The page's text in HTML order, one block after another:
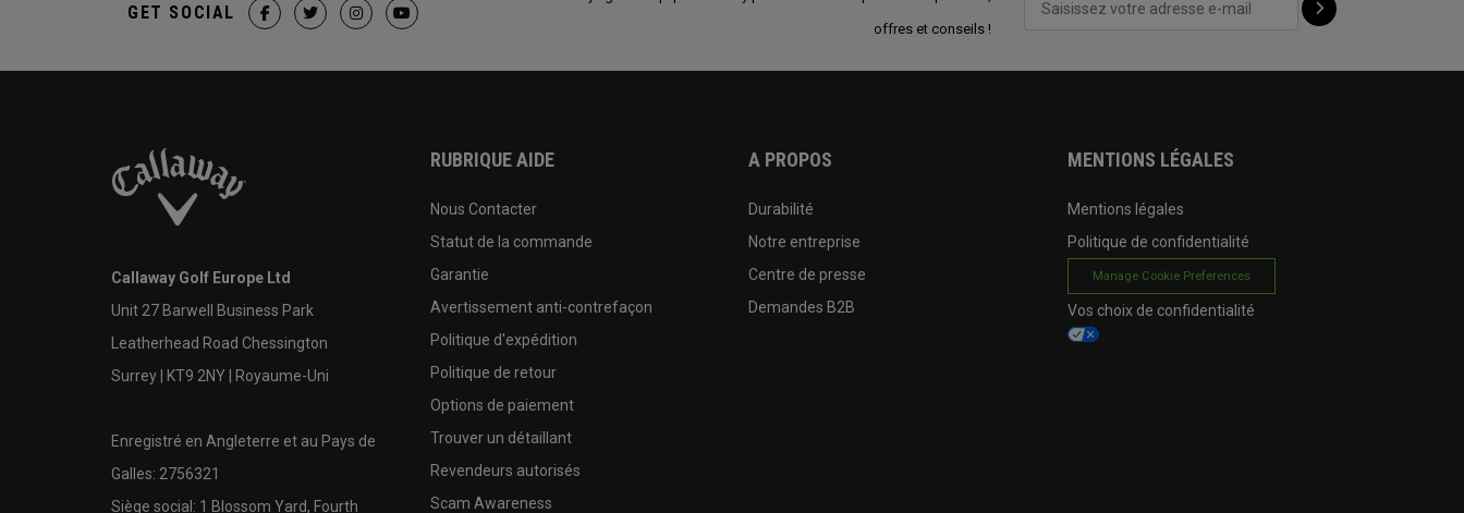
offres et conseils !
GET SOCIAL
Callaway Golf Europe Ltd
Unit 27 Barwell Business Park
Leatherhead Road Chessington
Surrey | KT9 2NY | Royaume-Uni
Enregistré en Angleterre et au Pays de
Galles: 2756321
Siège social: 1 Blossom Yard, Fourth
RUBRIQUE AIDE
Nous Contacter
Statut de la commande
Garantie
Avertissement anti-contrefaçon
Politique d'expédition
Politique de retour
Options de paiement
Trouver un détaillant
Revendeurs autorisés
Scam Awareness
A PROPOS
Durabilité
Notre entreprise
Centre de presse
Demandes B2B
MENTIONS LÉGALES
Mentions légales
Politique de confidentialité
Manage Cookie Preferences
Vos choix de confidentialité